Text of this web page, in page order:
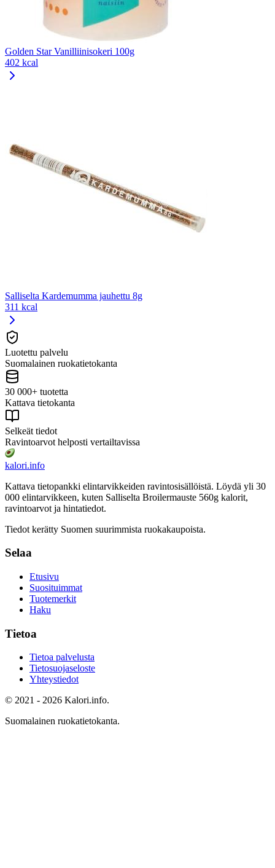
Golden Star Vanilliinisokeri 100g
402 kcal
Salliselta Kardemumma jauhettu 8g
311 kcal
Luotettu palvelu
Suomalainen ruokatietokanta
30 000+ tuotetta
Kattava tietokanta
Selkeät tiedot
Ravintoarvot helposti vertailtavissa
kalori.info
Kattava tietopankki elintarvikkeiden ravintosisällöistä. Löydä yli 30
000 elintarvikkeen, kuten Salliselta Broilermauste 560g kalorit,
ravintoarvot ja hintatiedot.
Tiedot kerätty Suomen suurimmista ruokakaupoista.
Selaa
Etusivu
Suosituimmat
Tuotemerkit
Haku
Tietoa
Tietoa palvelusta
Tietosuojaseloste
Yhteystiedot
© 2021 - 2026 Kalori.info.
Suomalainen ruokatietokanta.